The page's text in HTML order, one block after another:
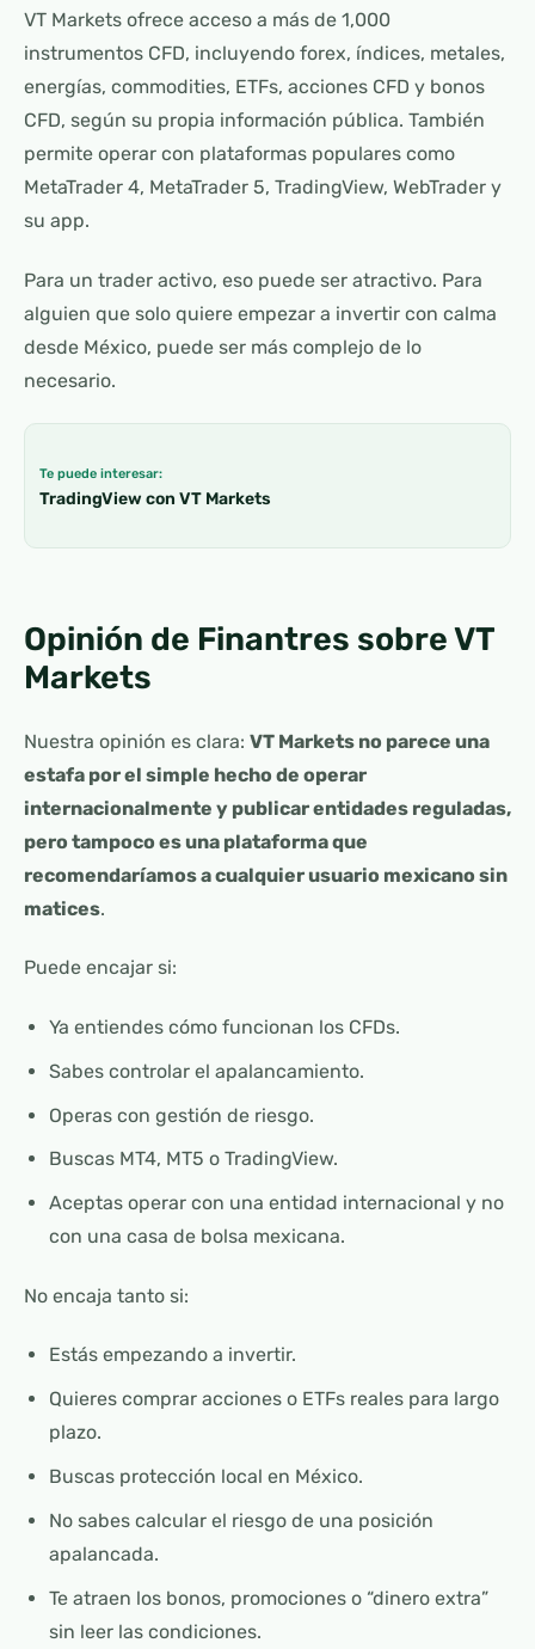
VT Markets ofrece acceso a más de 1,000
instrumentos CFD, incluyendo forex, índices, metales,
energías, commodities, ETFs, acciones CFD y bonos
CFD, según su propia información pública. También
permite operar con plataformas populares como
MetaTrader 4, MetaTrader 5, TradingView, WebTrader y
su app.
Para un trader activo, eso puede ser atractivo. Para
alguien que solo quiere empezar a invertir con calma
desde México, puede ser más complejo de lo
necesario.
Te puede interesar:
TradingView con VT Markets
Opinión de Finantres sobre VT
Markets
Nuestra opinión es clara: VT Markets no parece una
estafa por el simple hecho de operar
internacionalmente y publicar entidades reguladas,
pero tampoco es una plataforma que
recomendaríamos a cualquier usuario mexicano sin
matices.
Puede encajar si:
Ya entiendes cómo funcionan los CFDs.
Sabes controlar el apalancamiento.
Operas con gestión de riesgo.
Buscas MT4, MT5 o TradingView.
Aceptas operar con una entidad internacional y no
con una casa de bolsa mexicana.
No encaja tanto si:
Estás empezando a invertir.
Quieres comprar acciones o ETFs reales para largo
plazo.
Buscas protección local en México.
No sabes calcular el riesgo de una posición
apalancada.
Te atraen los bonos, promociones o “dinero extra”
sin leer las condiciones.